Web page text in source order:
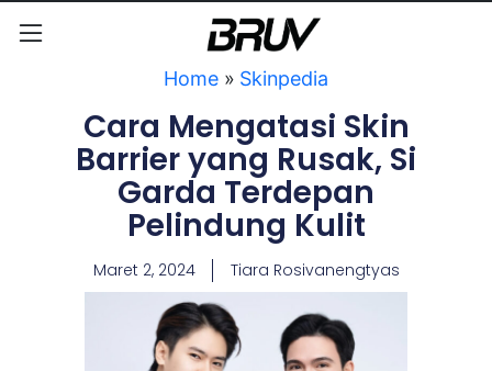
Home» Skinpedia
Cara Mengatasi Skin
Barrier yang Rusak, Si
Garda Terdepan
Pelindung Kulit
Maret 2, 2024 Tiara Rosivanengtyas